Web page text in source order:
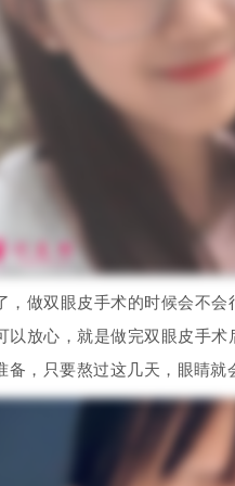
做双眼皮手术的时候会不会
以放心，就是做完双眼皮手
，只要熬过这几天，眼睛就